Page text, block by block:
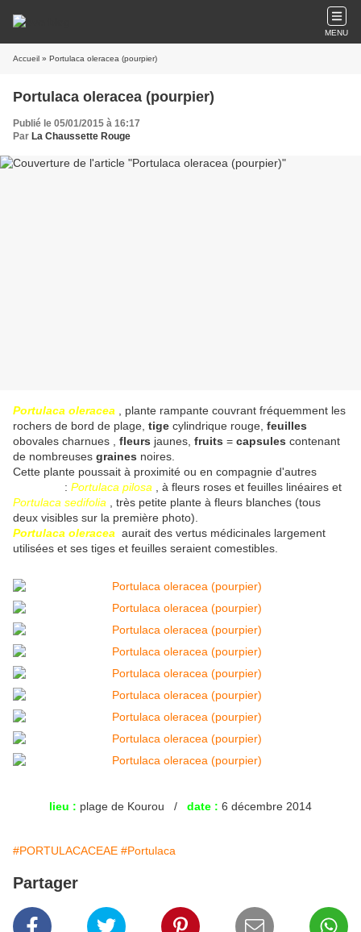
MENU
Accueil » Portulaca oleracea (pourpier)
Portulaca oleracea (pourpier)
Publié le 05/01/2015 à 16:17
Par La Chaussette Rouge
Portulaca oleracea , plante rampante couvrant fréquemment les
rochers de bord de plage, tige cylindrique rouge, feuilles
obovales charnues , fleurs jaunes, fruits = capsules contenant
de nombreuses graines noires.
Cette plante poussait à proximité ou en compagnie d'autres
: Portulaca pilosa
, à fleurs roses et feuilles linéaires et
Portulaca sedifolia
, très petite plante à fleurs blanches (tous
deux visibles sur la première photo).
Portulaca oleracea aurait des vertus médicinales largement
utilisées et ses tiges et feuilles seraient comestibles.
lieu : plage de Kourou / date : 6 décembre 2014
#PORTULACACEAE #Portulaca
Partager